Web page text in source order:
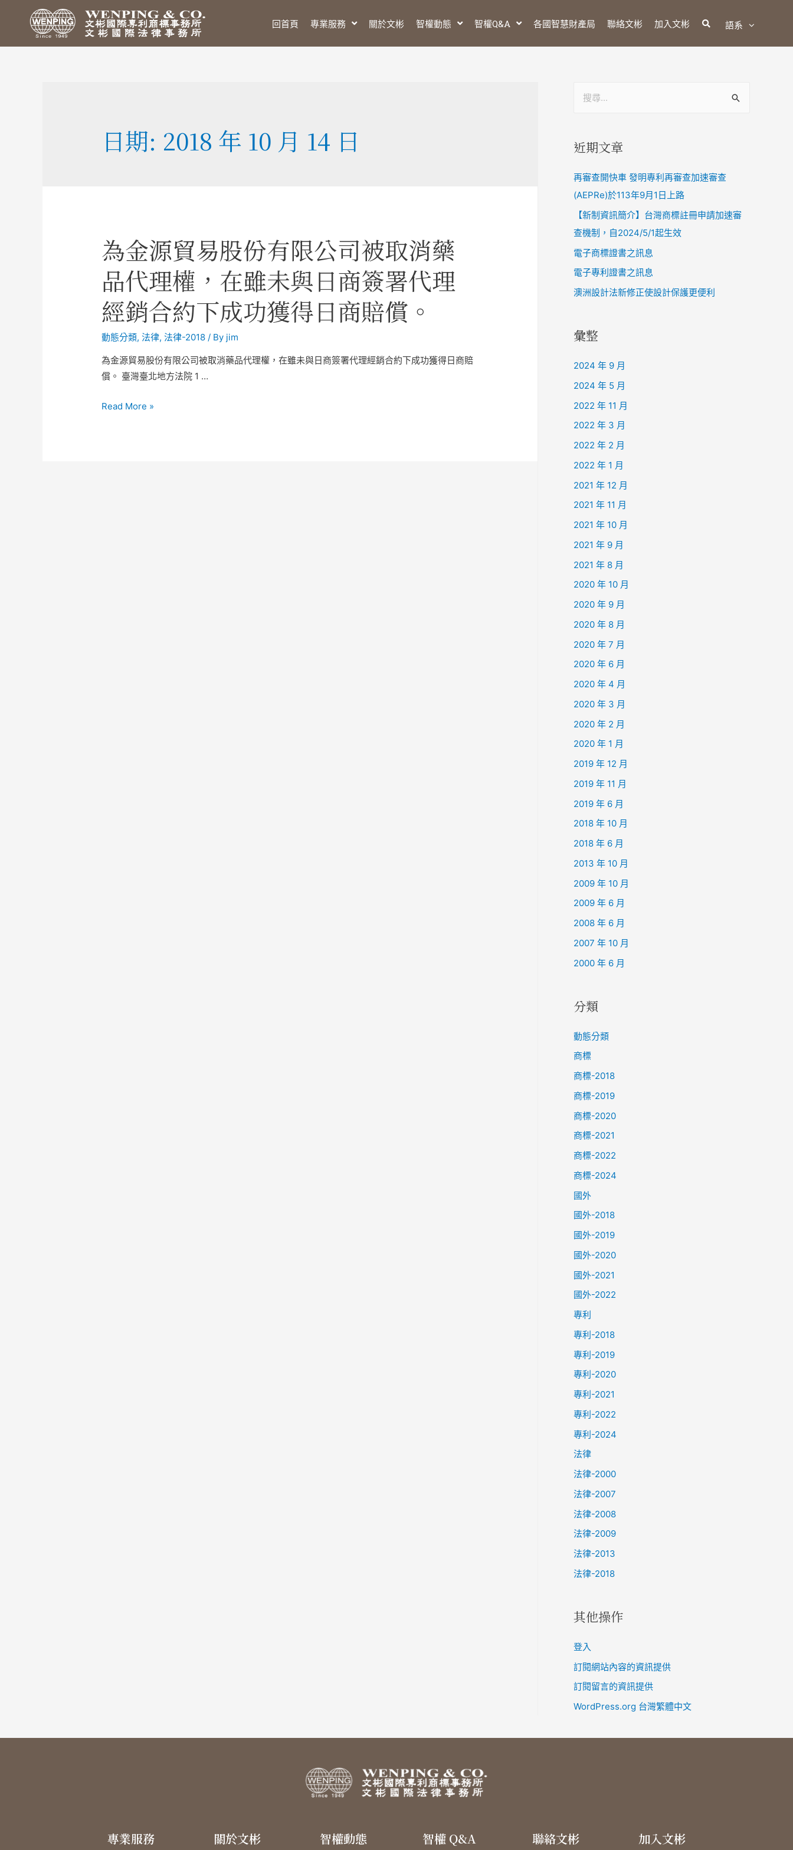
回首頁 專業服務 關於文彬 智權動態 智權Q&A 各國智慧財產局 聯絡文彬 加入文彬 語系
日期: 2018 年 10 月 14 日
為金源貿易股份有限公司被取消藥
品代理權，在雖未與日商簽署代理
經銷合約下成功獲得日商賠償。
動態分類,法律,法律-2018 / By jim
為金源貿易股份有限公司被取消藥品代理權，在雖未與日商簽署代理經銷合約下成功獲得日商賠
償。 臺灣臺北地方法院 1 …
Read More »
近期文章
再審查開快車 發明專利再審查加速審查
(AEPRe)於113年9月1日上路
【新制資訊簡介】台灣商標註冊申請加速審
查機制，自2024/5/1起生效
電子商標證書之訊息
電子專利證書之訊息
澳洲設計法新修正使設計保護更便利
彙整
2024 年 9 月
2024 年 5 月
2022 年 11 月
2022 年 3 月
2022 年 2 月
2022 年 1 月
2021 年 12 月
2021 年 11 月
2021 年 10 月
2021 年 9 月
2021 年 8 月
2020 年 10 月
2020 年 9 月
2020 年 8 月
2020 年 7 月
2020 年 6 月
2020 年 4 月
2020 年 3 月
2020 年 2 月
2020 年 1 月
2019 年 12 月
2019 年 11 月
2019 年 6 月
2018 年 10 月
2018 年 6 月
2013 年 10 月
2009 年 10 月
2009 年 6 月
2008 年 6 月
2007 年 10 月
2000 年 6 月
分類
動態分類
商標
商標-2018
商標-2019
商標-2020
商標-2021
商標-2022
商標-2024
國外
國外-2018
國外-2019
國外-2020
國外-2021
國外-2022
專利
專利-2018
專利-2019
專利-2020
專利-2021
專利-2022
專利-2024
法律
法律-2000
法律-2007
法律-2008
法律-2009
法律-2013
法律-2018
其他操作
登入
訂閱網站內容的資訊提供
訂閱留言的資訊提供
WordPress.org 台灣繁體中文
專業服務 關於文彬 智權動態 智權 Q&A 聯絡文彬 加入文彬